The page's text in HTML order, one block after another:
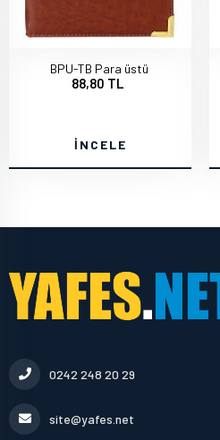
BPU-TB Para üstü
88,80 TL
İNCELE
0242 248 20 29
site@yafes.net